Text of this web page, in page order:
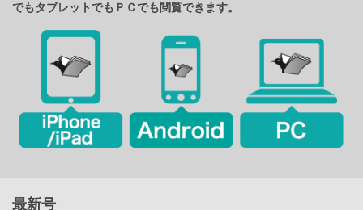
でもタブレットでもＰＣでも閲覧できます。
最新号